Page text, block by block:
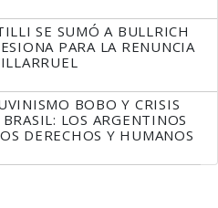
SE SUMÓ A BULLRICH
PARA LA RENUNCIA
BOBO Y CRISIS
LOS ARGENTINOS
DERECHOS Y HUMANOS